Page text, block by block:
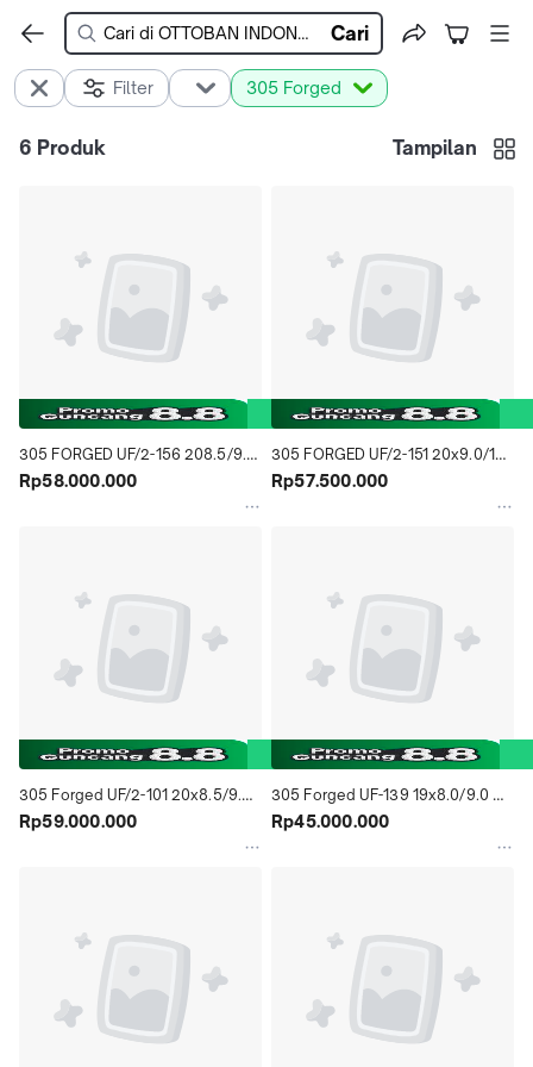
Cari
Filter 305 Forged
6 Produk Tampilan
305 FORGED UF/2-156 208.5/9.5
5x112 ET 38/40 Matte Gunmetal
Rp58.000.000
305 Forged UF/2-101 20x8.5/9.5
5x112 ET 38/38 Matte Gunmetal
Rp59.000.000
305 FORGED UF/2-151 20x9.0/10
5x112 ET 40 Matte Gunmetal
Rp57.500.000
305 Forged UF-139 19x8.0/9.0
5x112 ET 35/38 Brushed Grey
Rp45.000.000